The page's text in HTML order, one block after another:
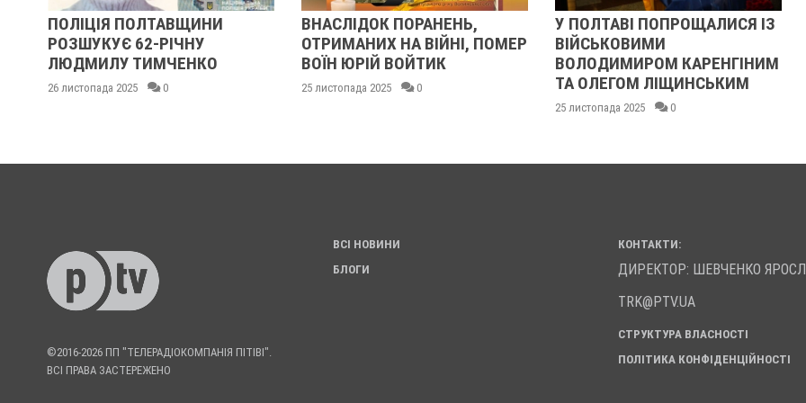
ПОЛІЦІЯ ПОЛТАВЩИНИ
РОЗШУКУЄ 62-РІЧНУ
ЛЮДМИЛУ ТИМЧЕНКО
26 листопада 2025 0
ВНАСЛІДОК ПОРАНЕНЬ,
ОТРИМАНИХ НА ВІЙНІ, ПОМЕР
ВОЇН ЮРІЙ ВОЙТИК
25 листопада 2025 0
У ПОЛТАВІ ПОПРОЩАЛИСЯ ІЗ
ВІЙСЬКОВИМИ
ВОЛОДИМИРОМ КАРЕНГІНИМ
ТА ОЛЕГОМ ЛІЩИНСЬКИМ
25 листопада 2025 0
©2016-2026 ПП "ТЕЛЕРАДІОКОМПАНІЯ ПІТІВІ".
ВСІ ПРАВА ЗАСТЕРЕЖЕНО
ВСІ НОВИНИ
БЛОГИ
КОНТАКТИ:
ДИРЕКТОР: ШЕВЧЕНКО
TRK@PTV.UA
СТРУКТУРА ВЛАСНОСТІ
ПОЛІТИКА КОНФІДЕНЦІЙНОСТІ